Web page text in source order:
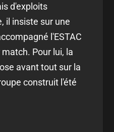
d'exploits
il insiste sur une
l'ESTAC
Pour lui, la
avant tout sur la
construit l'été